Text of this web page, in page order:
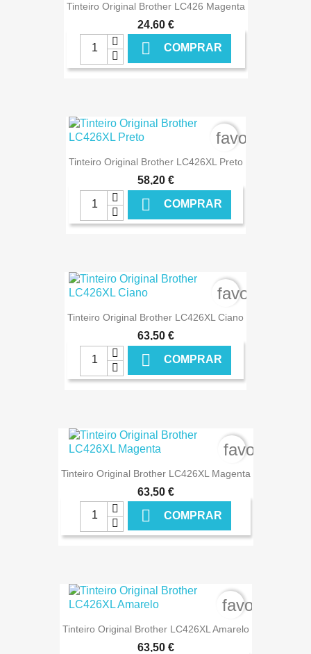
Tinteiro Original Brother LC426 Magenta
24,60 €
 COMPRAR
Tinteiro Original Brother LC426XL Preto
58,20 €
 COMPRAR
Tinteiro Original Brother LC426XL Ciano
63,50 €
 COMPRAR
Tinteiro Original Brother LC426XL Magenta
63,50 €
 COMPRAR
Tinteiro Original Brother LC426XL Amarelo
63,50 €